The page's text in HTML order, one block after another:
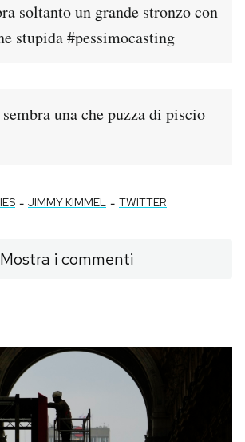
soltanto un grande stronzo con
stupida #pessimocasting
una che puzza di piscio
- JIMMY KIMMEL - TWITTER
Mostra i commenti